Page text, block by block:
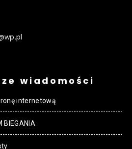
wiadomości
internetową
BIEGANIA